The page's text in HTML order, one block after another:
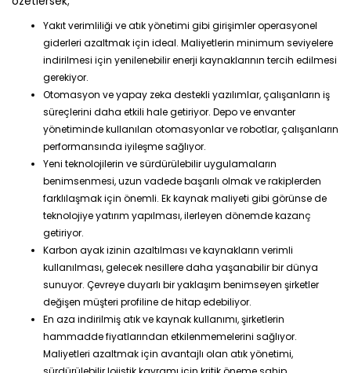
Yakıt verimliliği ve atık yönetimi gibi girişimler operasyonel
giderleri azaltmak için ideal. Maliyetlerin minimum seviyelere
indirilmesi için yenilenebilir enerji kaynaklarının tercih edilmesi
gerekiyor.
Otomasyon ve yapay zeka destekli yazılımlar, çalışanların iş
süreçlerini daha etkili hale getiriyor. Depo ve envanter
yönetiminde kullanılan otomasyonlar ve robotlar, çalışanların
performansında iyileşme sağlıyor.
Yeni teknolojilerin ve sürdürülebilir uygulamaların
benimsenmesi, uzun vadede başarılı olmak ve rakiplerden
farklılaşmak için önemli. Ek kaynak maliyeti gibi görünse de
teknolojiye yatırım yapılması, ilerleyen dönemde kazanç
getiriyor.
Karbon ayak izinin azaltılması ve kaynakların verimli
kullanılması, gelecek nesillere daha yaşanabilir bir dünya
sunuyor. Çevreye duyarlı bir yaklaşım benimseyen şirketler
değişen müşteri profiline de hitap edebiliyor.
En aza indirilmiş atık ve kaynak kullanımı, şirketlerin
hammadde fiyatlarından etkilenmemelerini sağlıyor.
Maliyetleri azaltmak için avantajlı olan atık yönetimi,